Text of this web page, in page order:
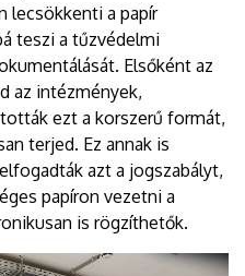
lecsökkenti a papír
teszi a tűzvédelmi
Elsőként az
az intézmények,
ezt a korszerű formát,
terjed. Ez annak is
azt a jogszabályt,
papíron vezetni a
is rögzíthetők.